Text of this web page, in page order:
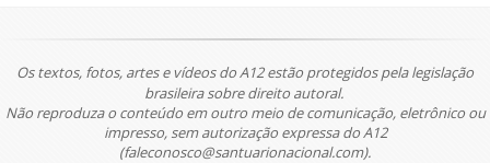
Os textos, fotos, artes e vídeos do A12 estão protegidos pela legislação
brasileira sobre direito autoral.
Não reproduza o conteúdo em outro meio de comunicação, eletrônico ou
impresso, sem autorização expressa do A12
(faleconosco@santuarionacional.com).